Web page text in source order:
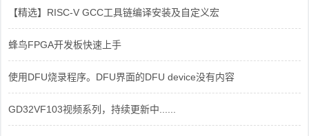
【精选】RISC-V GCC工具链编译安装及自定义宏
蜂鸟FPGA开发板快速上手
使用DFU烧录程序。DFU界面的DFU device没有内容
GD32VF103视频系列，持续更新中......